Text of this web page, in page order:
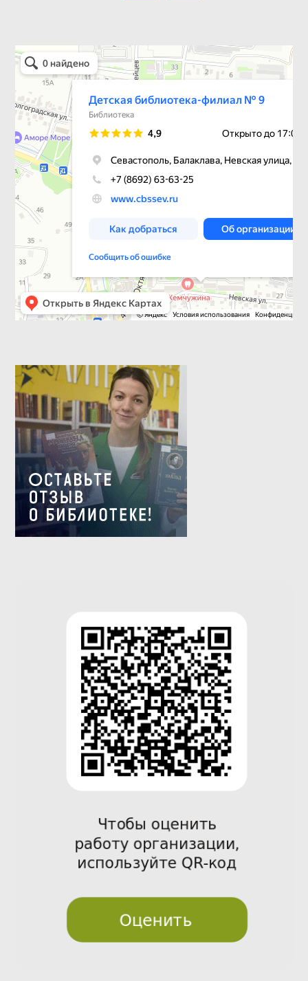
Детская библиотека-филиал № 9
Библиотека в Севастополе